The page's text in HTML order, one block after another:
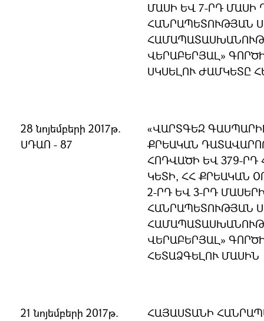
ՄԱՍԻ ԵՎ 7-ՐԴ ՄԱՍԻ
ՀԱՆՐԱՊԵՏՈՒԹՅԱՆ
ՎԵՐԱԲԵՐՅԱԼ»
ՍԿՍԵԼՈՒ ԺԱՄԿԵՏԸ
28 նոյեմբերի 2017թ.
ՍԴԱՈ - 87
«ՎԱՐՏԳԵԶ
ՔՐԵԱԿԱՆ
ՀՈԴՎԱԾԻ ԵՎ 379-ՐԴ
ԿԵՏԻ, ՀՀ ՔՐԵԱԿԱՆ
2-ՐԴ ԵՎ 3-ՐԴ
ՀԱՆՐԱՊԵՏՈՒԹՅԱՆ
ՎԵՐԱԲԵՐՅԱԼ»
ՀԵՏԱՁԳԵԼՈՒ ՄԱՍԻՆ
21 նոյեմբերի 2017թ.
ՀԱՅԱՍՏԱՆԻ